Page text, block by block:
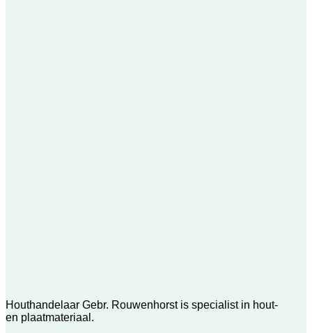
Houthandelaar Gebr. Rouwenhorst is specialist in hout-
en plaatmateriaal.